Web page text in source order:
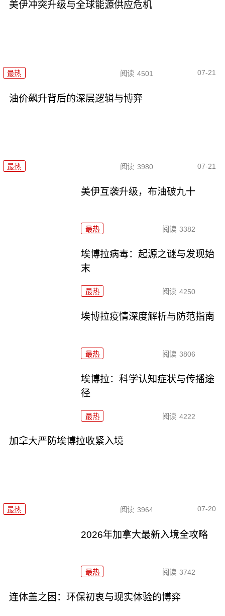
美伊冲突升级与全球能源供应危机
最热 阅读 4501 07-21
油价飙升背后的深层逻辑与博弈
最热 阅读 3980 07-21
美伊互袭升级，布油破九十
最热 阅读 3382
埃博拉病毒：起源之谜与发现始
末
最热 阅读 4250
埃博拉疫情深度解析与防范指南
最热 阅读 3806
埃博拉：科学认知症状与传播途
径
最热 阅读 4222
加拿大严防埃博拉收紧入境
最热 阅读 3964 07-20
2026年加拿大最新入境全攻略
最热 阅读 3742
连体盖之困：环保初衷与现实体验的博弈